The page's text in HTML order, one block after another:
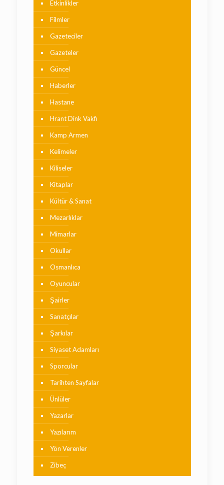
Etkinlikler
Filmler
Gazeteciler
Gazeteler
Güncel
Haberler
Hastane
Hrant Dink Vakfı
Kamp Armen
Kelimeler
Kiliseler
Kitaplar
Kültür & Sanat
Mezarlıklar
Mimarlar
Okullar
Osmanlıca
Oyuncular
Şairler
Sanatçılar
Şarkılar
Siyaset Adamları
Sporcular
Tarihten Sayfalar
Ünlüler
Yazarlar
Yazılarım
Yön Verenler
Zibeç